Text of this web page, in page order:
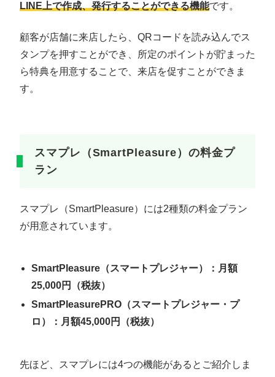
LINE上で作成、発行することができる機能です。
顧客が店舗に来店したら、QRコードを読み込んでス
タンプを押すことができ、所定のポイントが貯まった
ら特典を用意することで、来店を促すことができま
す。
スマプレ（SmartPleasure）の料金プ
ラン
スマプレ（SmartPleasure）には2種類の料金プラン
が用意されています。
SmartPleasure（スマートプレジャー）：月額
25,000円（税抜）
SmartPleasurePRO（スマートプレジャー・プ
ロ）：月額45,000円（税抜）
先ほど、スマプレには4つの機能があるとご紹介しま